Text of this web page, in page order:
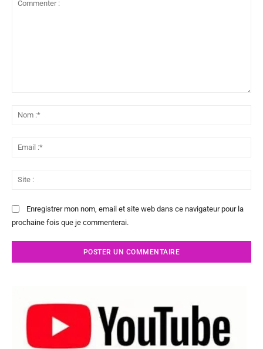
Enregistrer mon nom, email et site web dans ce navigateur pour la
prochaine fois que je commenterai.